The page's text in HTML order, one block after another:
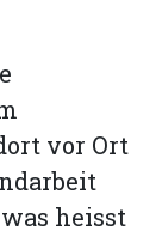
vor Ort
heisst